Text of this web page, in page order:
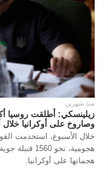
منذ شهرين
وصاروخ على أوكرانيا خلال
هجماتها على أوكرانيا.